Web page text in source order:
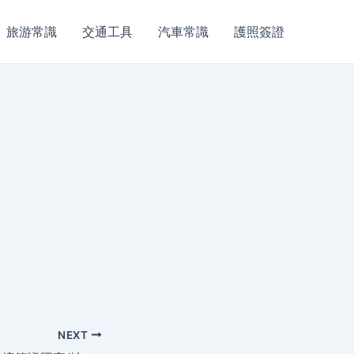
旅游常識 交通工具 汽車常識 護照簽證
NEXT